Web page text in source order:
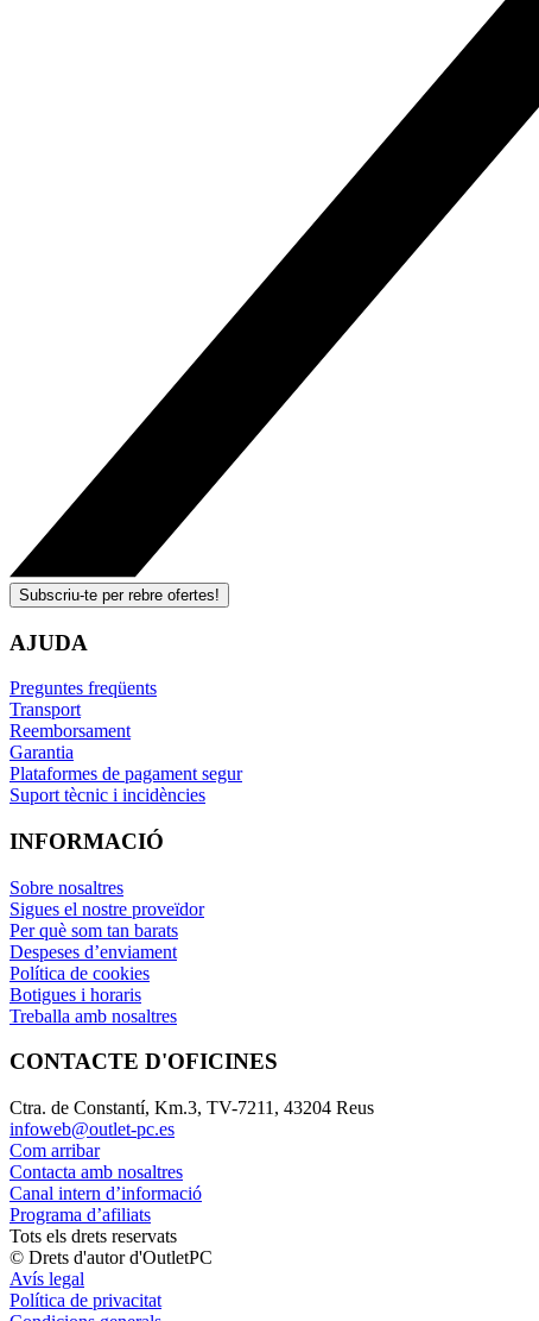
Subscriu-te per rebre ofertes!
AJUDA
Preguntes freqüents
Transport
Reemborsament
Garantia
Plataformes de pagament segur
Suport tècnic i incidències
INFORMACIÓ
Sobre nosaltres
Sigues el nostre proveïdor
Per què som tan barats
Despeses d’enviament
Política de cookies
Botigues i horaris
Treballa amb nosaltres
CONTACTE D'OFICINES
Ctra. de Constantí, Km.3, TV-7211, 43204 Reus
infoweb@outlet-pc.es
Com arribar
Contacta amb nosaltres
Canal intern d’informació
Programa d’afiliats
Tots els drets reservats
© Drets d'autor d'OutletPC
Avís legal
Política de privacitat